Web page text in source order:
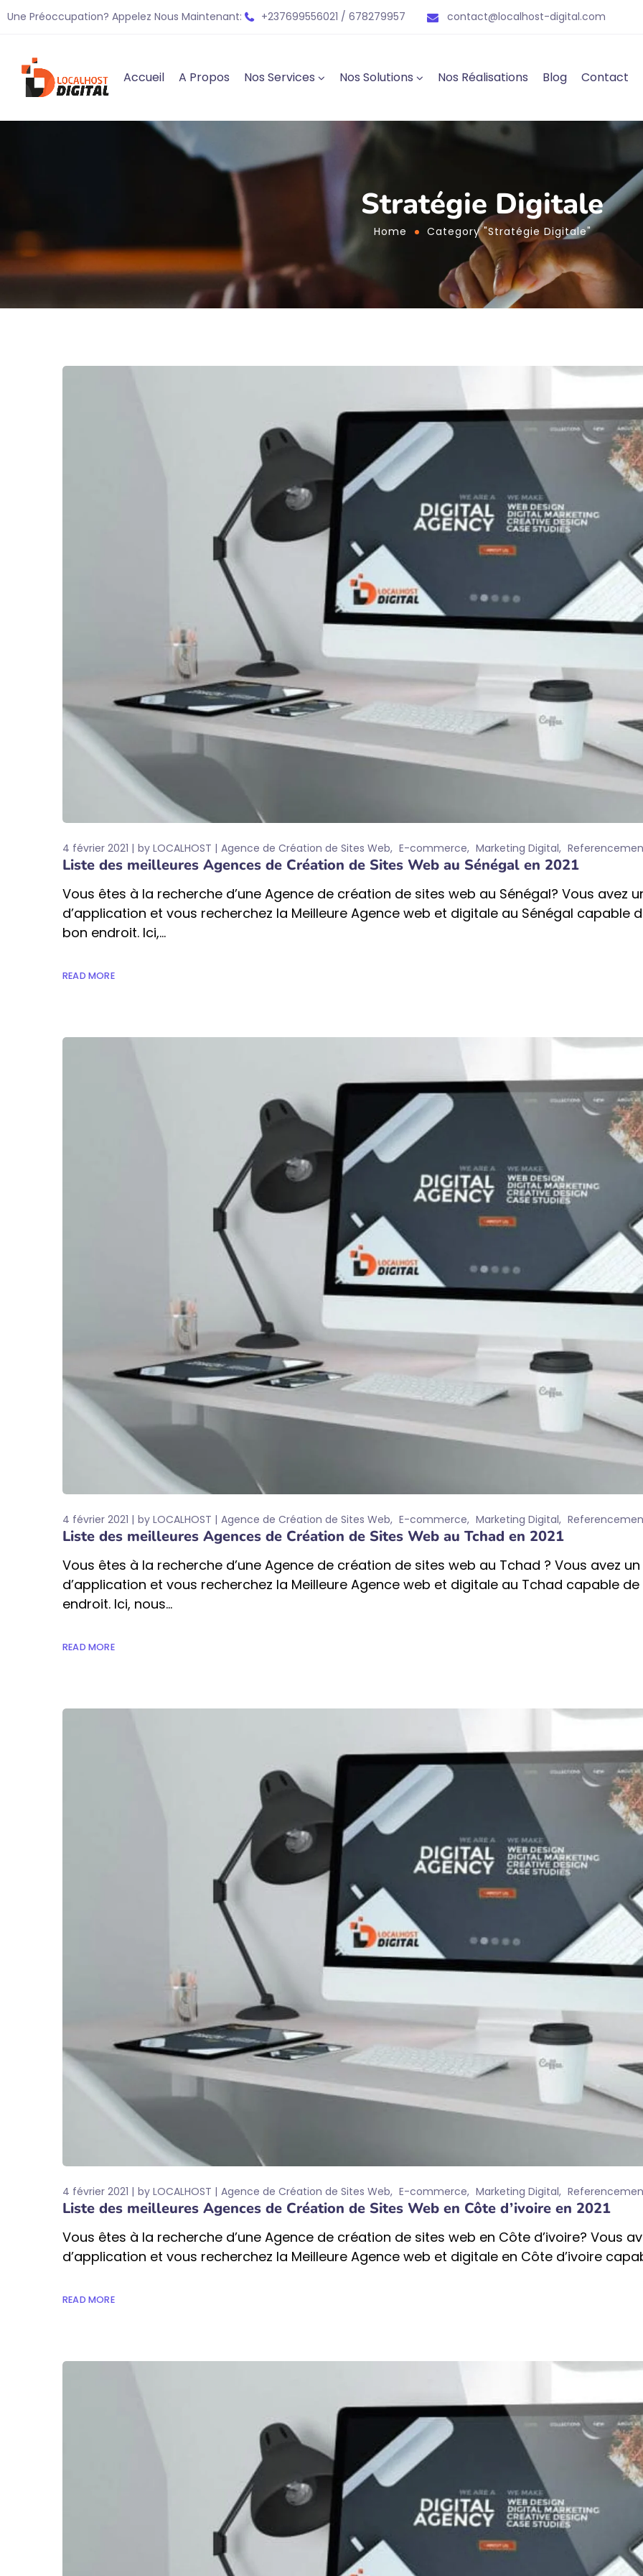
Une Préoccupation? Appelez Nous Maintenant: +237699556021 / 678279957 contact@localhost-digital.com
Accueil A Propos Nos Services Nos Solutions Nos Réalisations Blog Contact
Stratégie Digitale
Home Category "Stratégie Digitale"
4 février 2021 by LOCALHOST Agence de Création de Sites Web E-commerce Marketing Digital
Liste des meilleures Agences de Création de Sites Web au Sénégal en 2021
Vous êtes à la recherche d’une Agence de création de sites web au Sénégal? Vous avez
d’application et vous recherchez la Meilleure Agence web et digitale au Sénégal capable
bon endroit. Ici,...
READ MORE
4 février 2021 by LOCALHOST Agence de Création de Sites Web E-commerce Marketing Digital
Liste des meilleures Agences de Création de Sites Web au Tchad en 2021
Vous êtes à la recherche d’une Agence de création de sites web au Tchad ? Vous avez
d’application et vous recherchez la Meilleure Agence web et digitale au Tchad capable
endroit. Ici, nous...
READ MORE
4 février 2021 by LOCALHOST Agence de Création de Sites Web E-commerce Marketing Digital
Liste des meilleures Agences de Création de Sites Web en Côte d’ivoire en 2021
Vous êtes à la recherche d’une Agence de création de sites web en Côte d’ivoire? Vous
d’application et vous recherchez la Meilleure Agence web et digitale en Côte d’ivoire
READ MORE